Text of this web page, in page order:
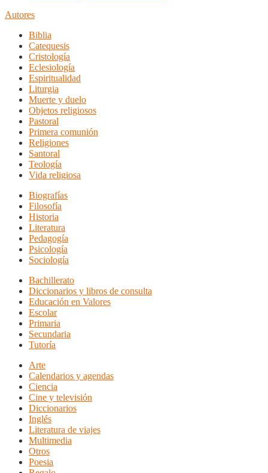
Autores
Biblia
Catequesis
Cristología
Eclesiología
Espiritualidad
Liturgia
Muerte y duelo
Objetos religiosos
Pastoral
Primera comunión
Religiones
Santoral
Teología
Vida religiosa
Biografías
Filosofía
Historia
Literatura
Pedagogía
Psicología
Sociología
Bachillerato
Diccionarios y libros de consulta
Educación en Valores
Escolar
Primaria
Secundaria
Tutoría
Arte
Calendarios y agendas
Ciencia
Cine y televisión
Diccionarios
Inglés
Literatura de viajes
Multimedia
Otros
Poesia